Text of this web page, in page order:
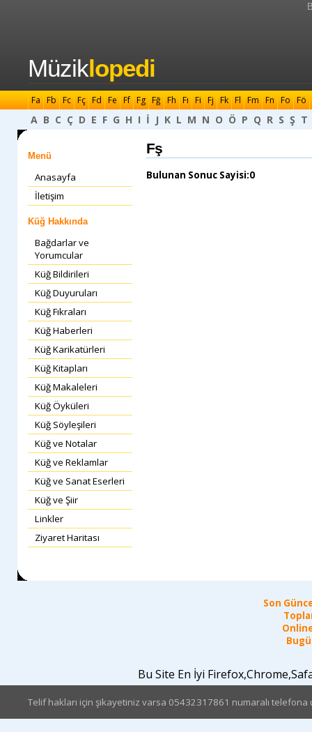
Müziklopedi
Fa Fb Fc Fç Fd Fe Ff Fg Fğ Fh Fı Fi Fj Fk Fl Fm Fn Fo Fö
A B C Ç D E F G H I İ J K L M N O Ö P Q R S Ş T
Menü
Anasayfa
İletişim
Küğ Hakkında
Bağdarlar ve
Yorumcular
Küğ Bildirileri
Küğ Duyuruları
Küğ Fıkraları
Küğ Haberleri
Küğ Karikatürleri
Küğ Kitapları
Küğ Makaleleri
Küğ Öyküleri
Küğ Söyleşileri
Küğ ve Notalar
Küğ ve Reklamlar
Küğ ve Sanat Eserleri
Küğ ve Şiir
Linkler
Ziyaret Haritası
Fş
Bulunan Sonuc Sayisi:0
Son
Bu Site En İyi
Telif hakları için şikayetiniz varsa 05432317861 numaralı telefona